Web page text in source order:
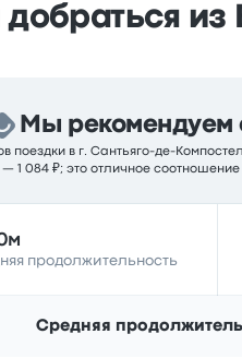
Мы рекомендуем
поездки в г. Сантьяго-де-
1 084 ₽; это отличное
продолжительность
Средняя